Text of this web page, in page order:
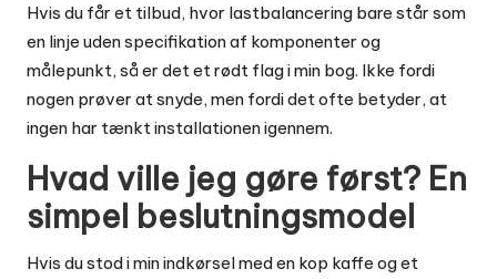
Hvis du får et tilbud, hvor lastbalancering bare står som
en linje uden specifikation af komponenter og
målepunkt, så er det et rødt flag i min bog. Ikke fordi
nogen prøver at snyde, men fordi det ofte betyder, at
ingen har tænkt installationen igennem.
Hvad ville jeg gøre først? En
simpel beslutningsmodel
Hvis du stod i min indkørsel med en kop kaffe og et